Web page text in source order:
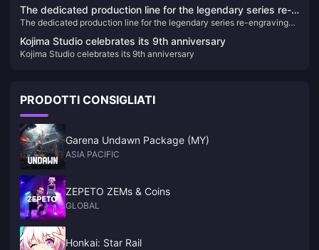
easter eggs referencing his iconic horror stories.
The dedicated production line for the legendary series re-
engraving project has been completed
The dedicated production line for the legendary series re-engraving
Kojima Studio celebrates its 9th anniversary
Kojima Studio celebrates its 9th anniversary
PRODOTTI CONSIGLIATI
Garena Undawn Package (MY)
ASIA PACIFIC
ZEPETO ZEMs & Coins
GLOBAL
Honkai: Star Rail